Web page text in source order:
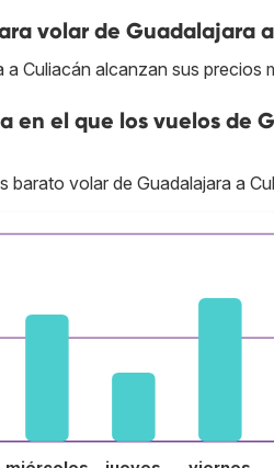
volar de Guadalajara
Culiacán alcanzan sus precios
en el que los vuelos de
barato volar de Guadalajara a